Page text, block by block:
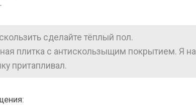
сделайте тёплый пол.
плитка с антискользыщим покрытием. Я
притапливал.